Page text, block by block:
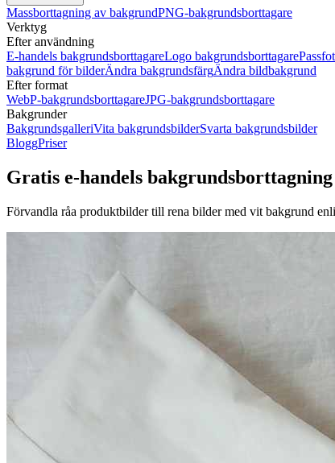
Massborttagning av bakgrundPNG-bakgrundsborttagare
Verktyg
Efter användning
E-handels bakgrundsborttagareLogo bakgrundsborttagare
bakgrund för bilderÄndra bakgrundsfärgÄndra bildbakgrund
Efter format
WebP-bakgrundsborttagareJPG-bakgrundsborttagare
Bakgrunder
BakgrundsgalleriVita bakgrundsbilderSvarta bakgrundsbilder
BloggPriser
Gratis e-handels bakgrundsborttagning
Förvandla råa produktbilder till rena bilder med vit bakgrund